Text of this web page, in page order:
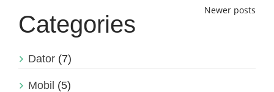
Posts
navigation
Newer posts
Categories
Dator (7)
Mobil (5)